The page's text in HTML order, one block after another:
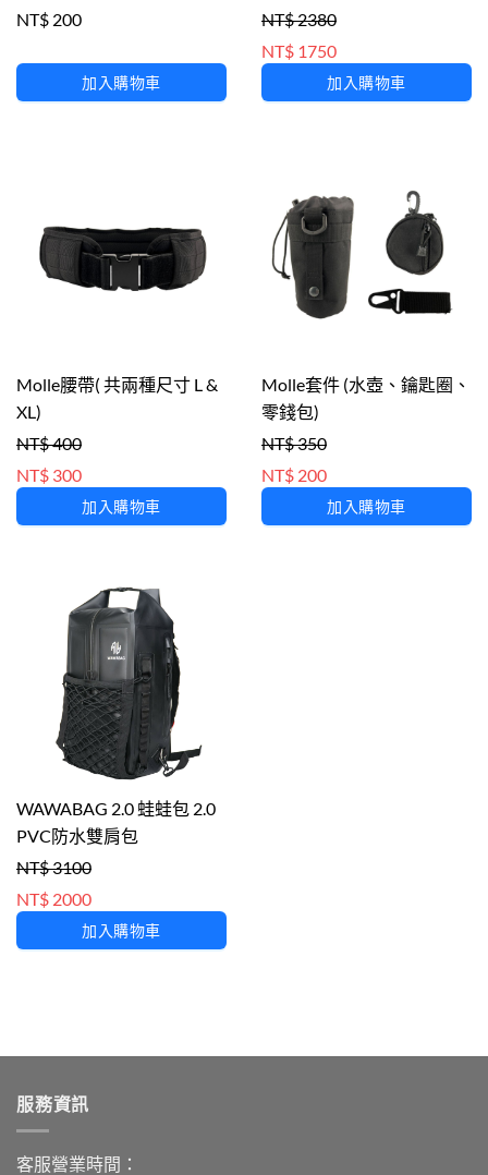
NT$ 200
加入購物車
NT$ 2380
NT$ 1750
加入購物車
Molle腰帶( 共兩種尺寸 L &
XL)
NT$ 400
NT$ 300
加入購物車
Molle套件 (水壺、鑰匙圈、
零錢包)
NT$ 350
NT$ 200
加入購物車
WAWABAG 2.0 蛙蛙包 2.0
PVC防水雙肩包
NT$ 3100
NT$ 2000
加入購物車
服務資訊
客服營業時間：